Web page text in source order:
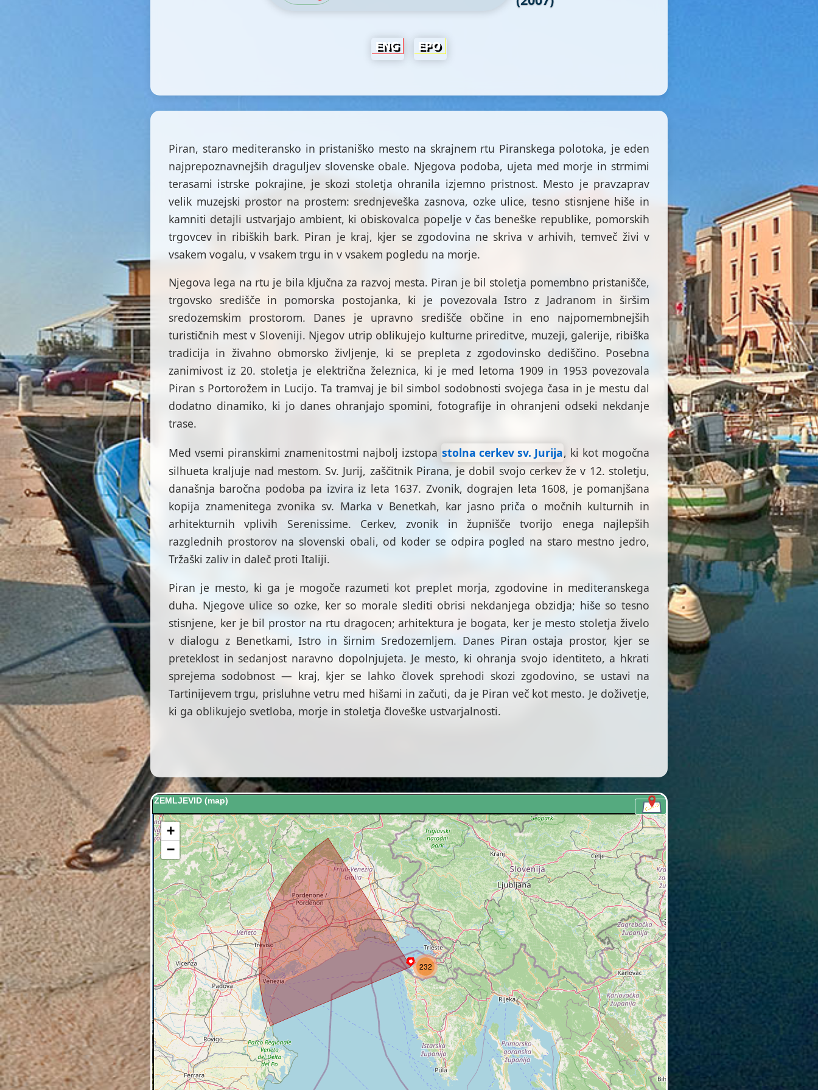
Piran, staro mediteransko in pristaniško mesto na skrajnem rtu Piranskega polotoka, je eden
najprepoznavnejših draguljev slovenske obale. Njegova podoba, ujeta med morje in strmimi
terasami istrske pokrajine, je skozi stoletja ohranila izjemno pristnost. Mesto je pravzaprav
velik muzejski prostor na prostem: srednjeveška zasnova, ozke ulice, tesno stisnjene hiše in
kamniti detajli ustvarjajo ambient, ki obiskovalca popelje v čas beneške republike, pomorskih
trgovcev in ribiških bark. Piran je kraj, kjer se zgodovina ne skriva v arhivih, temveč živi v
vsakem vogalu, v vsakem trgu in v vsakem pogledu na morje.
Njegova lega na rtu je bila ključna za razvoj mesta. Piran je bil stoletja pomembno pristanišče,
trgovsko središče in pomorska postojanka, ki je povezovala Istro z Jadranom in širšim
sredozemskim prostorom. Danes je upravno središče občine in eno najpomembnejših
turističnih mest v Sloveniji. Njegov utrip oblikujejo kulturne prireditve, muzeji, galerije, ribiška
tradicija in živahno obmorsko življenje, ki se prepleta z zgodovinsko dediščino. Posebna
zanimivost iz 20. stoletja je električna železnica, ki je med letoma 1909 in 1953 povezovala
Piran s Portorožem in Lucijo. Ta tramvaj je bil simbol sodobnosti svojega časa in je mestu dal
dodatno dinamiko, ki jo danes ohranjajo spomini, fotografije in ohranjeni odseki nekdanje
trase.
Med vsemi piranskimi znamenitostmi najbolj izstopa stolna cerkev sv. Jurija, ki kot mogočna
silhueta kraljuje nad mestom. Sv. Jurij, zaščitnik Pirana, je dobil svojo cerkev že v 12. stoletju,
današnja baročna podoba pa izvira iz leta 1637. Zvonik, dograjen leta 1608, je pomanjšana
kopija znamenitega zvonika sv. Marka v Benetkah, kar jasno priča o močnih kulturnih in
arhitekturnih vplivih Serenissime. Cerkev, zvonik in župnišče tvorijo enega najlepših
razglednih prostorov na slovenski obali, od koder se odpira pogled na staro mestno jedro,
Tržaški zaliv in daleč proti Italiji.
Piran je mesto, ki ga je mogoče razumeti kot preplet morja, zgodovine in mediteranskega
duha. Njegove ulice so ozke, ker so morale slediti obrisi nekdanjega obzidja; hiše so tesno
stisnjene, ker je bil prostor na rtu dragocen; arhitektura je bogata, ker je mesto stoletja živelo
v dialogu z Benetkami, Istro in širnim Sredozemljem. Danes Piran ostaja prostor, kjer se
preteklost in sedanjost naravno dopolnjujeta. Je mesto, ki ohranja svojo identiteto, a hkrati
sprejema sodobnost — kraj, kjer se lahko človek sprehodi skozi zgodovino, se ustavi na
Tartinijevem trgu, prisluhne vetru med hišami in začuti, da je Piran več kot mesto. Je doživetje,
ki ga oblikujejo svetloba, morje in stoletja človeške ustvarjalnosti.